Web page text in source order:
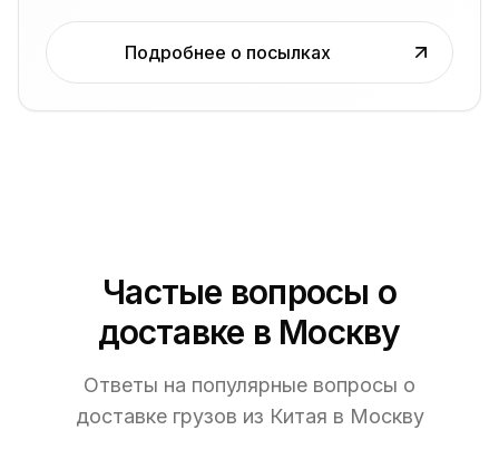
Подробнее о посылках
Частые вопросы о
доставке в Москву
Ответы на популярные вопросы о
доставке грузов из Китая в Москву